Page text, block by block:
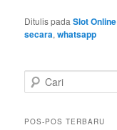
Ditulis pada Slot Online
secara,whatsapp
a
iPOS-POS TERBARU